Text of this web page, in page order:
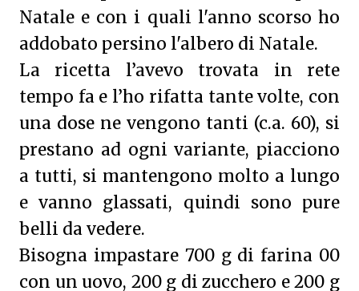
Natale e con i quali l'anno scorso ho
addobato persino l'albero di Natale.
La ricetta l’avevo trovata in rete
tempo fa e l’ho rifatta tante volte, con
una dose ne vengono tanti (c.a. 60), si
prestano ad ogni variante, piacciono
a tutti, si mantengono molto a lungo
e vanno glassati, quindi sono pure
belli da vedere.
Bisogna impastare 700 g di farina 00
con un uovo, 200 g di zucchero e 200 g